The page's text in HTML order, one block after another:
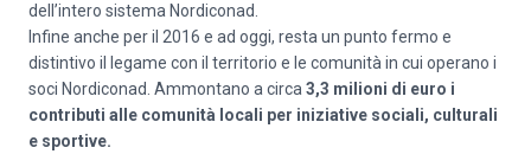
dell’intero sistema Nordiconad.
Infine anche per il 2016 e ad oggi, resta un punto fermo e
distintivo il legame con il territorio e le comunità in cui operano i
soci Nordiconad. Ammontano a circa 3,3 milioni di euro i
contributi alle comunità locali per iniziative sociali, culturali
e sportive.